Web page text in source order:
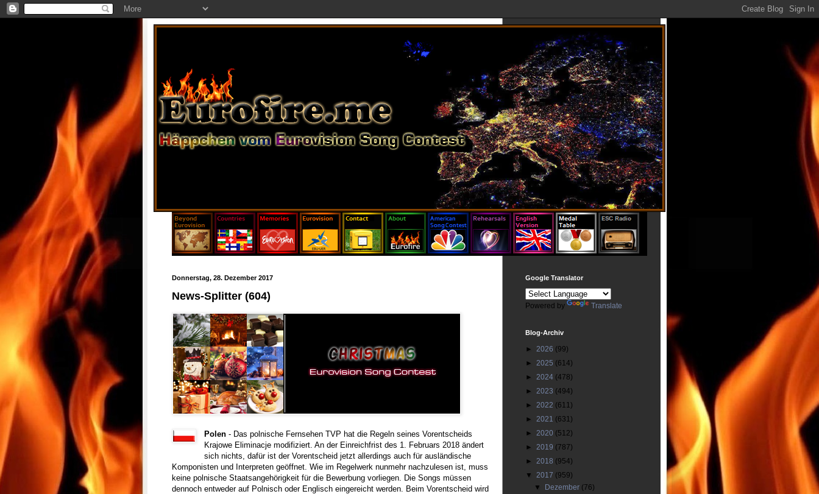
Donnerstag, 28. Dezember 2017
News-Splitter (604)
Polen- Das polnische Fernsehen TVP hat die Regeln seines Vorentscheids
Krajowe Eliminacje modifiziert. An der Einreichfrist des 1. Februars 2018 ändert
sich nichts, dafür ist der Vorentscheid jetzt allerdings auch für ausländische
Komponisten und Interpreten geöffnet. Wie im Regelwerk nunmehr nachzulesen ist, muss
keine polnische Staatsangehörigkeit für die Bewerbung vorliegen. Die Songs müssen
dennoch entweder auf Polnisch oder Englisch eingereicht werden. Beim Vorentscheid wird
Google Translator
Powered by Translate
Blog-Archiv
► 2026 (99)
► 2025 (614)
► 2024 (478)
► 2023 (494)
► 2022 (611)
► 2021 (631)
► 2020 (512)
► 2019 (787)
► 2018 (954)
▼ 2017 (959)
▼
Dezember (76)